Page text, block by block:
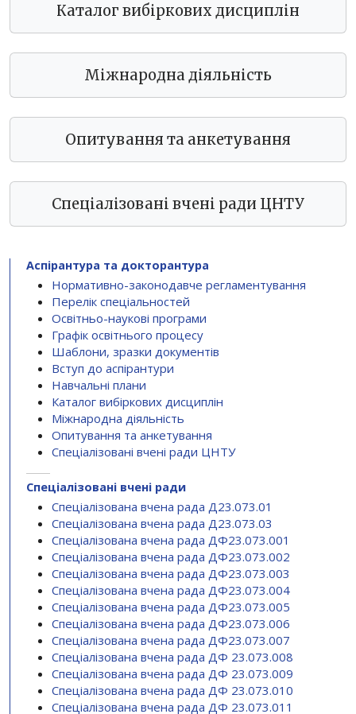
Каталог вибіркових дисциплін
Міжнародна діяльність
Опитування та анкетування
Спеціалізовані вчені ради ЦНТУ
Аспірантура та докторантура
Нормативно-законодавче регламентування
Перелік спеціальностей
Освітньо-наукові програми
Графік освітнього процесу
Шаблони, зразки документів
Вступ до аспірантури
Навчальні плани
Каталог вибіркових дисциплін
Міжнародна діяльність
Опитування та анкетування
Спеціалізовані вчені ради ЦНТУ
Спеціалізовані вчені ради
Спеціалізована вчена рада Д23.073.01
Спеціалізована вчена рада Д23.073.03
Спеціалізована вчена рада ДФ23.073.001
Спеціалізована вчена рада ДФ23.073.002
Спеціалізована вчена рада ДФ23.073.003
Спеціалізована вчена рада ДФ23.073.004
Спеціалізована вчена рада ДФ23.073.005
Спеціалізована вчена рада ДФ23.073.006
Спеціалізована вчена рада ДФ23.073.007
Спеціалізована вчена рада ДФ 23.073.008
Спеціалізована вчена рада ДФ 23.073.009
Спеціалізована вчена рада ДФ 23.073.010
Спеціалізована вчена рада ДФ 23.073.011